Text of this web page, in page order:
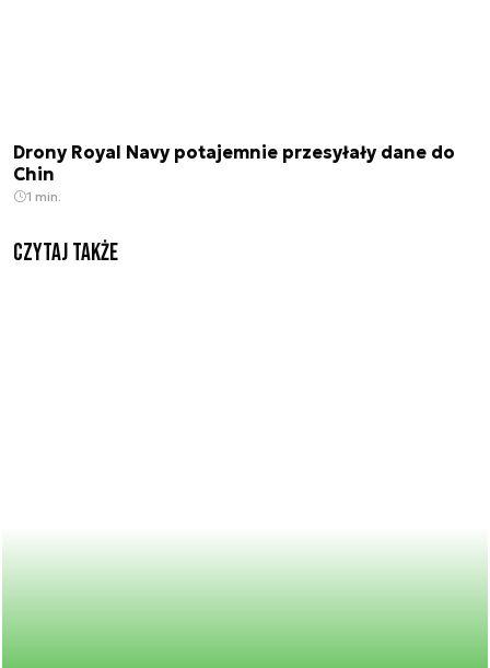
Drony Royal Navy potajemnie przesyłały dane do
Chin
1 min.
Czytaj także